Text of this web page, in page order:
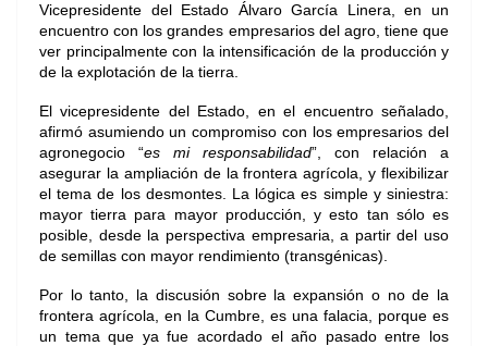
Vicepresidente del Estado Álvaro García Linera, en un
encuentro con los grandes empresarios del agro, tiene que
ver principalmente con la intensificación de la producción y
de la explotación de la tierra.
El vicepresidente del Estado, en el encuentro señalado,
afirmó asumiendo un compromiso con los empresarios del
agronegocio “es mi responsabilidad”, con relación a
asegurar la ampliación de la frontera agrícola, y flexibilizar
el tema de los desmontes. La lógica es simple y siniestra:
mayor tierra para mayor producción, y esto tan sólo es
posible, desde la perspectiva empresaria, a partir del uso
de semillas con mayor rendimiento (transgénicas).
Por lo tanto, la discusión sobre la expansión o no de la
frontera agrícola, en la Cumbre, es una falacia, porque es
un tema que ya fue acordado el año pasado entre los